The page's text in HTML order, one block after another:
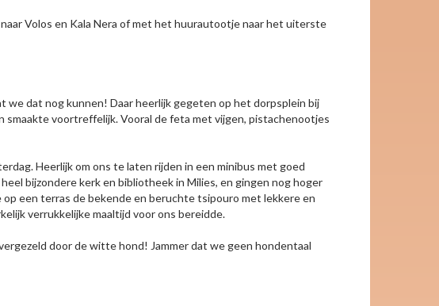
Volos en Kala Nera of met het huurautootje naar het uiterste
we dat nog kunnen! Daar heerlijk gegeten op het dorpsplein bij
smaakte voortreffelijk. Vooral de feta met vijgen, pistachenootjes
Heerlijk om ons te laten rijden in een minibus met goed
bijzondere kerk en bibliotheek in Milies, en gingen nog hoger
een terras de bekende en beruchte tsipouro met lekkere en
verrukkelijke maaltijd voor ons bereidde.
door de witte hond! Jammer dat we geen hondentaal